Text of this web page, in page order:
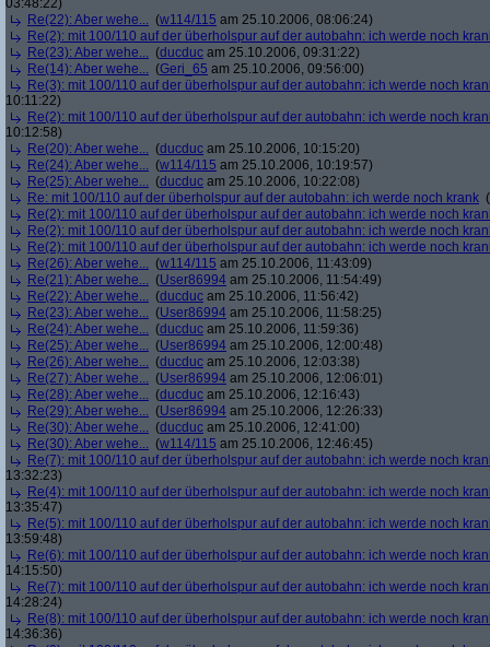
03:48:22)
Re(22): Aber wehe... (w114/115 am 25.10.2006, 08:06:24)
Re(2): mit 100/110 auf der überholspur auf der autobahn: ich werde noch
Re(23): Aber wehe... (ducduc am 25.10.2006, 09:31:22)
Re(14): Aber wehe... (Geri_65 am 25.10.2006, 09:56:00)
Re(3): mit 100/110 auf der überholspur auf der autobahn: ich werde noch
10:11:22)
Re(2): mit 100/110 auf der überholspur auf der autobahn: ich werde noch
10:12:58)
Re(20): Aber wehe... (ducduc am 25.10.2006, 10:15:20)
Re(24): Aber wehe... (w114/115 am 25.10.2006, 10:19:57)
Re(25): Aber wehe... (ducduc am 25.10.2006, 10:22:08)
Re: mit 100/110 auf der überholspur auf der autobahn: ich werde noch krank (
Re(2): mit 100/110 auf der überholspur auf der autobahn: ich werde noch
Re(2): mit 100/110 auf der überholspur auf der autobahn: ich werde noch
Re(2): mit 100/110 auf der überholspur auf der autobahn: ich werde noch
Re(26): Aber wehe... (w114/115 am 25.10.2006, 11:43:09)
Re(21): Aber wehe... (User86994 am 25.10.2006, 11:54:49)
Re(22): Aber wehe... (ducduc am 25.10.2006, 11:56:42)
Re(23): Aber wehe... (User86994 am 25.10.2006, 11:58:25)
Re(24): Aber wehe... (ducduc am 25.10.2006, 11:59:36)
Re(25): Aber wehe... (User86994 am 25.10.2006, 12:00:48)
Re(26): Aber wehe... (ducduc am 25.10.2006, 12:03:38)
Re(27): Aber wehe... (User86994 am 25.10.2006, 12:06:01)
Re(28): Aber wehe... (ducduc am 25.10.2006, 12:16:43)
Re(29): Aber wehe... (User86994 am 25.10.2006, 12:26:33)
Re(30): Aber wehe... (ducduc am 25.10.2006, 12:41:00)
Re(30): Aber wehe... (w114/115 am 25.10.2006, 12:46:45)
Re(7): mit 100/110 auf der überholspur auf der autobahn: ich werde noch
13:32:23)
Re(4): mit 100/110 auf der überholspur auf der autobahn: ich werde noch
13:35:47)
Re(5): mit 100/110 auf der überholspur auf der autobahn: ich werde noch
13:59:48)
Re(6): mit 100/110 auf der überholspur auf der autobahn: ich werde noch
14:15:50)
Re(7): mit 100/110 auf der überholspur auf der autobahn: ich werde noch
14:28:24)
Re(8): mit 100/110 auf der überholspur auf der autobahn: ich werde noch
14:36:36)